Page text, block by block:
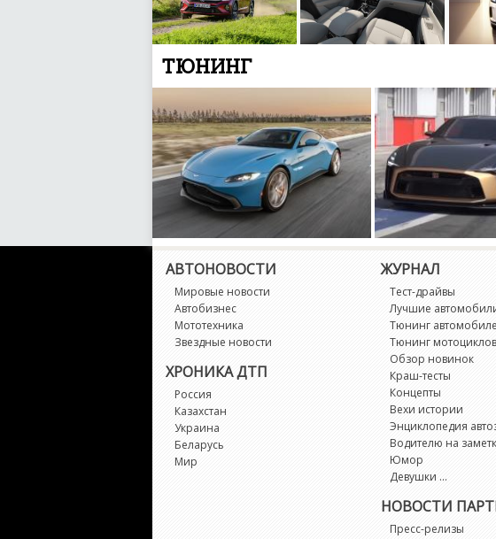
ТЮНИНГ
Aston Martin Vantage получил
броню от компании AddArmor
Тюнингованный
по цене 77 млн.
АВТОНОВОСТИ
Мировые новости
Автобизнес
Мототехника
Звездные новости
ХРОНИКА ДТП
Россия
Казахстан
Украина
Беларусь
Мир
ЖУРНАЛ
Тест-драйвы
Лучшие
Тюнинг
Тюнинг мотоциклов
Обзор новинок
Краш-тесты
Концепты
Вехи истории
Энциклопедия
Водителю на
Юмор
Девушки ...
НОВОСТИ
Пресс-релизы